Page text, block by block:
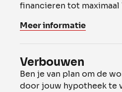
financieren tot maximaal
Meer informatie
Verbouwen
Ben je van plan om de
door jouw hypotheek te